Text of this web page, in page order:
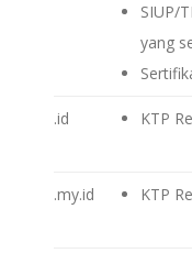
SIUP/
yang
.id KTP
.my.id KTP